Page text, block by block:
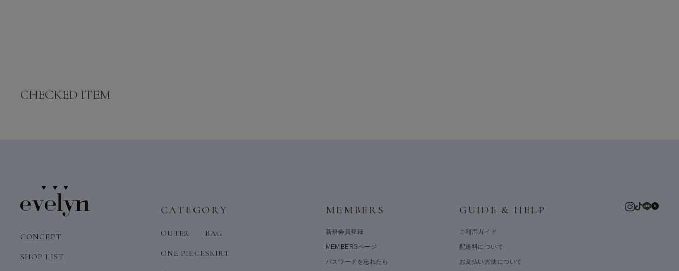
CHECKED ITEM
CONCEPT
SHOP LIST
CATEGORY
OUTER
ONE PIECE
BAG
SKIRT
MEMBERS
新規会員登録
MEMBERSページ
パスワードを忘れたら
GUIDE & HELP
ご利用ガイド
配送料について
お支払い方法について